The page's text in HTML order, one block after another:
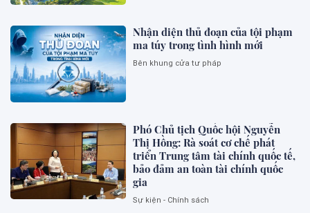
Nhận diện thủ đoạn của tội phạm
ma túy trong tình hình mới
Bên khung cửa tư pháp
Phó Chủ tịch Quốc hội Nguyễn
Thị Hồng: Rà soát cơ chế phát
triển Trung tâm tài chính quốc tế,
bảo đảm an toàn tài chính quốc
gia
Sự kiện - Chính sách